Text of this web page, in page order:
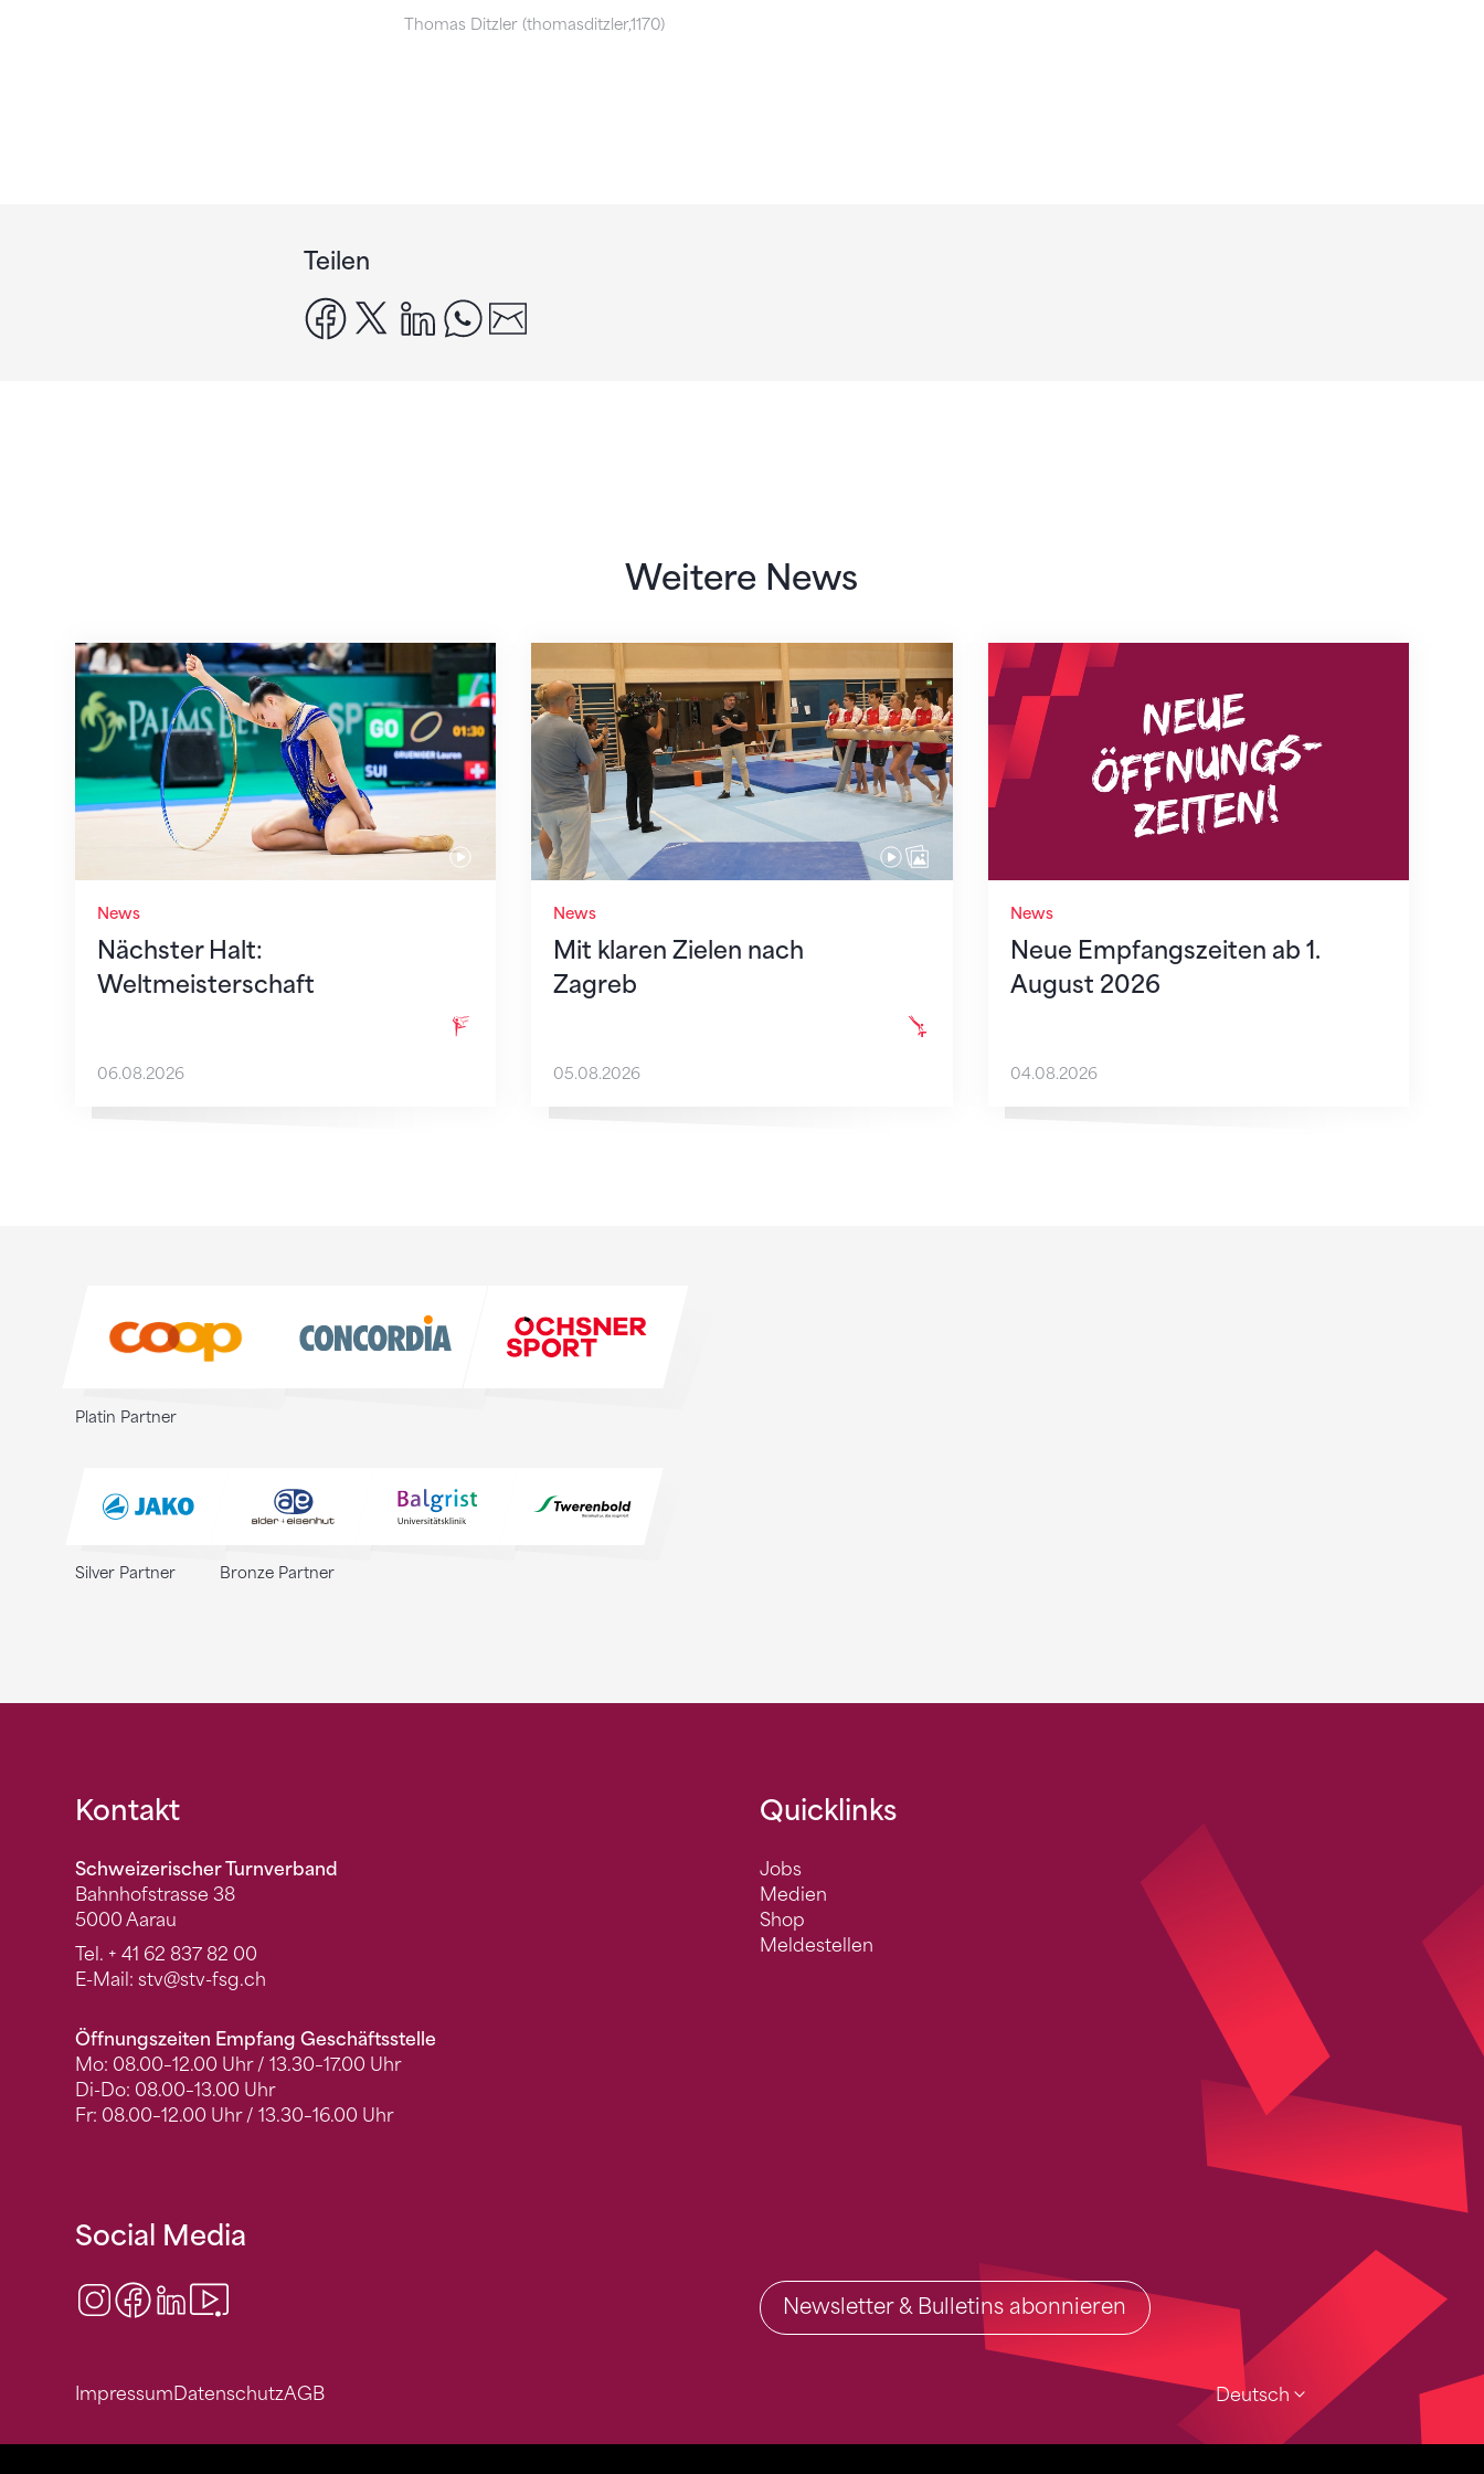
Thomas Ditzler (thomasditzler,1170)
Teilen
facebook
x linkedinwhatsapp
Weitere News
News
Nächster Halt:
Weltmeisterschaft
Nächster Halt: Weltmeisterschaft
06.08.2026
News
Mit klaren Zielen nach
Zagreb
Mit klaren Zielen nach Zagreb
05.08.2026
News
Neue Empfangszeiten ab 1.
August 2026
Neue Empfangszeiten ab 1. August 2026
04.08.2026
Platin Partner
Silver Partner Bronze Partner
Fusszeile
Kontakt
Schweizerischer Turnverband
Bahnhofstrasse 38
5000 Aarau
Tel. + 41 62 837 82 00
E-Mail: stv@stv-fsg.ch
Öffnungszeiten Empfang Geschäftsstelle
Mo: 08.00–12.00 Uhr / 13.30–17.00 Uhr
Di-Do: 08.00–13.00 Uhr
Fr: 08.00–12.00 Uhr / 13.30–16.00 Uhr
Quicklinks
Jobs
Medien
Shop
Meldestellen
Deutsch
Social Media
Instagram
Facebook
LinkedIn Newsletter & Bulletins abonnieren
ImpressumDatenschutzAGB